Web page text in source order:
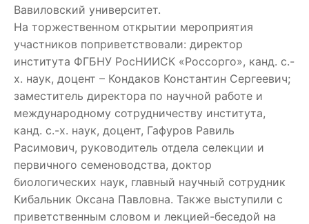
Вавиловский университет.
На торжественном открытии мероприятия
участников поприветствовали: директор
института ФГБНУ РосНИИСК «Россорго», канд. с.-
х. наук, доцент – Кондаков Константин Сергеевич;
заместитель директора по научной работе и
международному сотрудничеству института,
канд. с.-х. наук, доцент, Гафуров Равиль
Расимович, руководитель отдела селекции и
первичного семеноводства, доктор
биологических наук, главный научный сотрудник
Кибальник Оксана Павловна. Также выступили с
приветственным словом и лекцией-беседой на